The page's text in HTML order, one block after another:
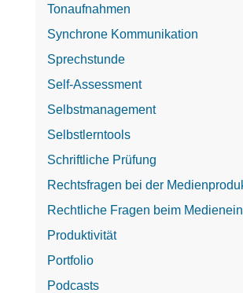
Tonaufnahmen
Synchrone Kommunikation
Sprechstunde
Self-Assessment
Selbstmanagement
Selbstlerntools
Schriftliche Prüfung
Rechtsfragen bei der
Rechtliche Fragen beim
Produktivität
Portfolio
Podcasts